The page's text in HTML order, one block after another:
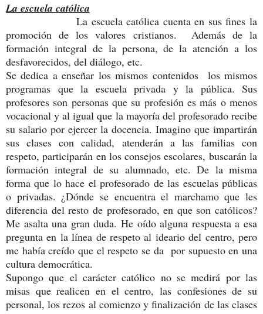
La escuela católica
La escuela católica cuenta en sus fines la
promoción de los valores cristianos. Además de la
formación integral de la persona, de la atención a los
desfavorecidos, del diálogo, etc.
Se dedica a enseñar los mismos contenidos los mismos
programas que la escuela privada y la pública. Sus
profesores son personas que su profesión es más o menos
vocacional y al igual que la mayoría del profesorado recibe
su salario por ejercer la docencia. Imagino que impartirán
sus clases con calidad, atenderán a las familias con
respeto, participarán en los consejos escolares, buscarán la
formación integral de su alumnado, etc. De la misma
forma que lo hace el profesorado de las escuelas públicas
o privadas. ¿Dónde se encuentra el marchamo que les
diferencia del resto de profesorado, en que son católicos?
Me asalta una gran duda. He oído alguna respuesta a esa
pregunta en la línea de respeto al ideario del centro, pero
me había creído que el respeto se da por supuesto en una
cultura democrática.
Supongo que el carácter católico no se medirá por las
misas que realicen en el centro, las confesiones de su
personal, los rezos al comienzo y finalización de las clases